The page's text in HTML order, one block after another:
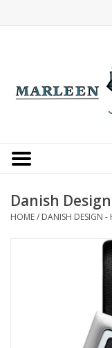
Occasions
Merken
Danish
HOME/ DANISH DESIGN